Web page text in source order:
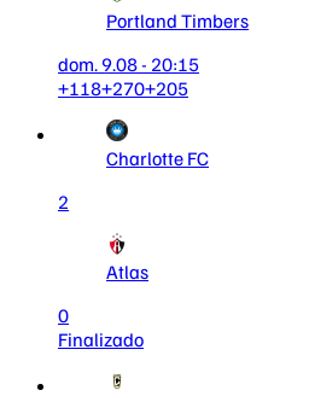
Portland Timbers
dom. 9.08 - 20:15
+118+270+205
Charlotte FC
2
Atlas
0
Finalizado